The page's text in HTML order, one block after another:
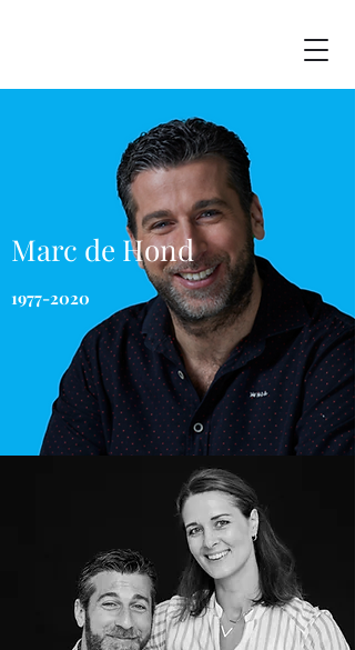
Marc de Hond
1977-2020